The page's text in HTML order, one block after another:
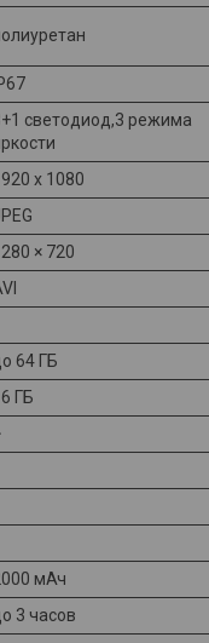
светодиод,3 режима
х 1080
× 720
64 ГБ
ГБ
мАч
3 часов